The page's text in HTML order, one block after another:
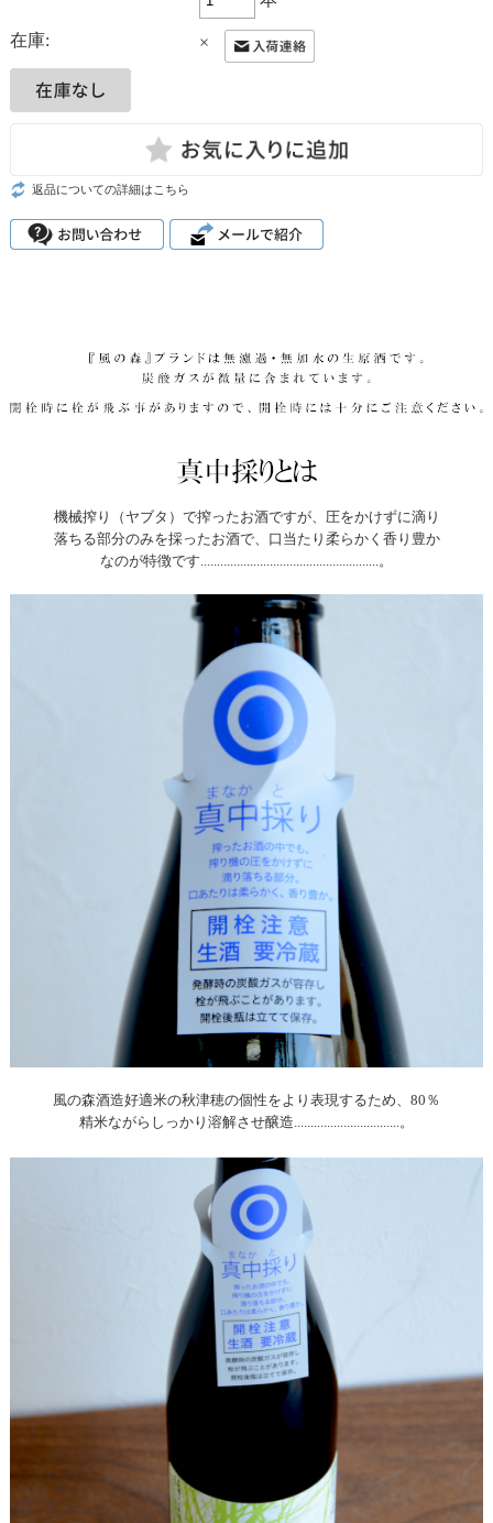
在庫: ×
返品についての詳細はこちら
機械搾り（ヤブタ）で搾ったお酒ですが、圧をかけずに滴り
落ちる部分のみを採ったお酒で、口当たり柔らかく香り豊か
なのが特徴です......................................................。
風の森酒造好適米の秋津穂の個性をより表現するため、80％
精米ながらしっかり溶解させ醸造................................。